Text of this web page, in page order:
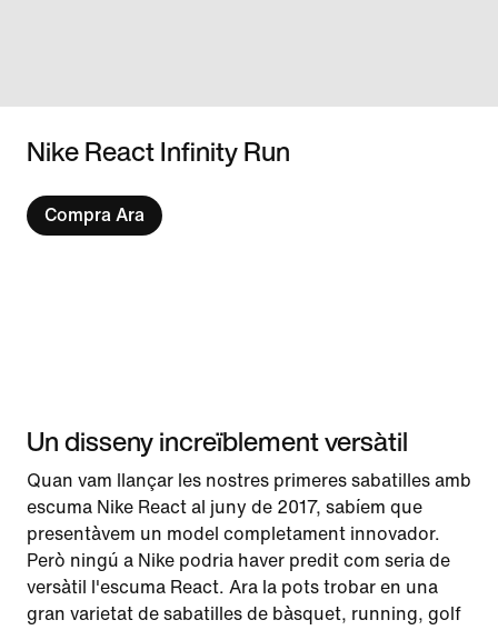
Nike React Infinity Run
Compra Ara
Un disseny increïblement versàtil
Quan vam llançar les nostres primeres sabatilles amb
escuma Nike React al juny de 2017, sabíem que
presentàvem un model completament innovador.
Però ningú a Nike podria haver predit com seria de
versàtil l'escuma React. Ara la pots trobar en una
gran varietat de sabatilles de bàsquet, running, golf